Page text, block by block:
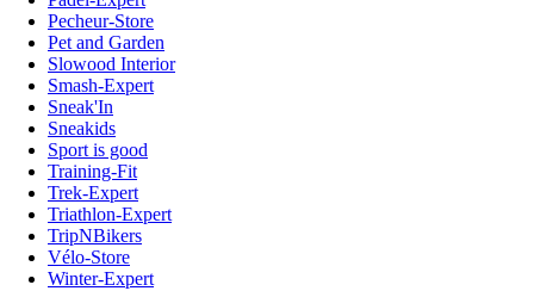
Pecheur-Store
Pet and Garden
Slowood Interior
Smash-Expert
Sneak'In
Sneakids
Sport is good
Training-Fit
Trek-Expert
Triathlon-Expert
TripNBikers
Vélo-Store
Winter-Expert